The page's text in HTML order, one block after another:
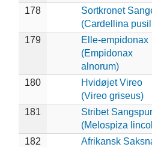
178
Sortkronet
(Cardellina
179
Elle-empidonax
(Empidonax
alnorum)
180
Hvidøjet Vireo
(Vireo griseus)
181
Stribet
(Melospiza
182
Afrikansk